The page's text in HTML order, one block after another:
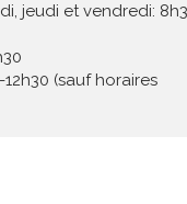
jeudi et vendredi:
(sauf horaires